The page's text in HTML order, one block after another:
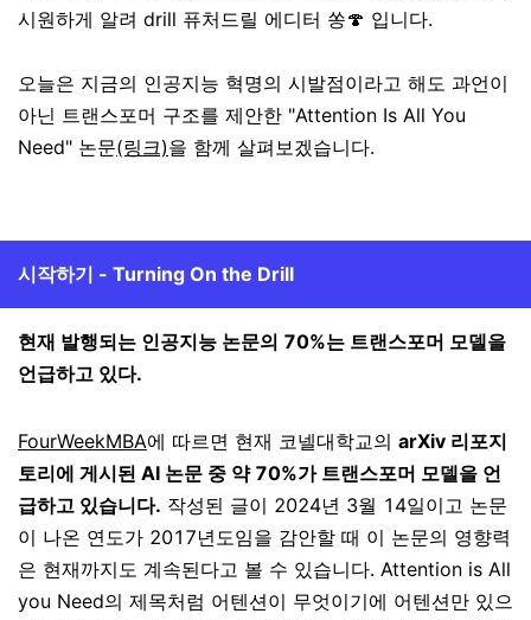
시원하게 알려 drill 퓨처드릴 에디터 쏭🍄 입니다.
오늘은 지금의 인공지능 혁명의 시발점이라고 해도 과언이
아닌 트랜스포머 구조를 제안한 "Attention Is All You
Need" 논문(링크)을 함께 살펴보겠습니다.
시작하기 - Turning On the Drill
현재 발행되는 인공지능 논문의 70%는 트랜스포머 모델을
언급하고 있다.
FourWeekMBA에 따르면 현재 코넬대학교의 arXiv 리포지
토리에 게시된 AI 논문 중 약 70%가 트랜스포머 모델을 언
급하고 있습니다. 작성된 글이 2024년 3월 14일이고 논문
이 나온 연도가 2017년도임을 감안할 때 이 논문의 영향력
은 현재까지도 계속된다고 볼 수 있습니다. Attention is All
you Need의 제목처럼 어텐션이 무엇이기에 어텐션만 있으